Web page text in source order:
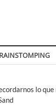
lo que